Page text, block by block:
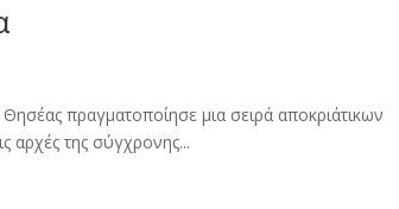
πραγματοποίησε μια σειρά αποκριάτικων
αρχές της σύγχρονης...